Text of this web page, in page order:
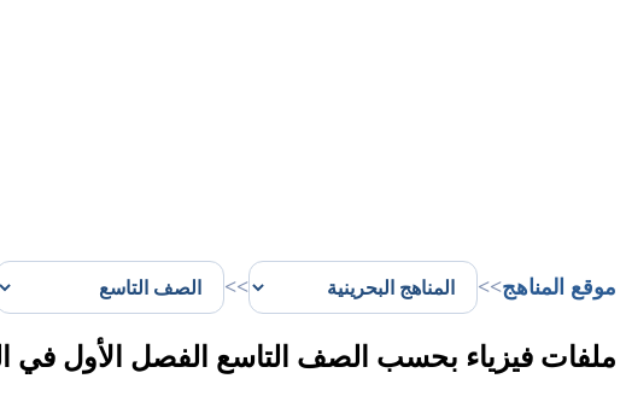
موقع المناهج>>
>>
ملفات فيزياء بحسب الصف التاسع الفصل الأول في